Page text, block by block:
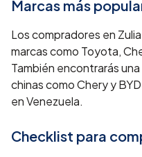
Marcas más
Los compradores en
marcas como Toyota,
También encontrarás
chinas como Chery y
en Venezuela.
Checklist para